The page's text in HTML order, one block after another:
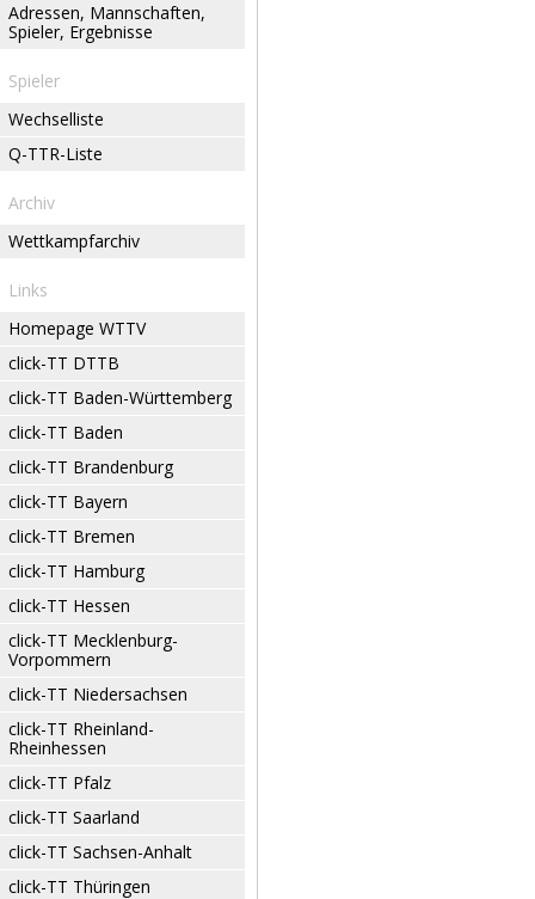
Adressen, Mannschaften,
Spieler, Ergebnisse
Spieler
Wechselliste
Q-TTR-Liste
Archiv
Wettkampfarchiv
Links
Homepage WTTV
click-TT DTTB
click-TT Baden-Württemberg
click-TT Baden
click-TT Brandenburg
click-TT Bayern
click-TT Bremen
click-TT Hamburg
click-TT Hessen
click-TT Mecklenburg-
Vorpommern
click-TT Niedersachsen
click-TT Rheinland-
Rheinhessen
click-TT Pfalz
click-TT Saarland
click-TT Sachsen-Anhalt
click-TT Thüringen